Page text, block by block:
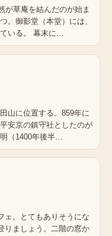
が草庵を結んだのが始ま
。御影堂（本堂）には、
いる。 幕末に…
山に位置する。859年に
安京の鎮守社としたのが
（1400年後半…
ェ。とてもありそうにな
りましょう。二階の窓か